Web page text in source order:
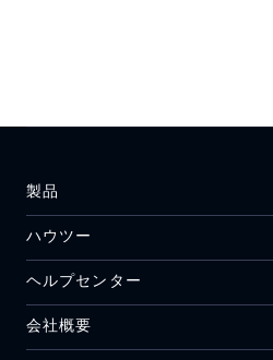
製品
ハウツー
ヘルプセンター
会社概要